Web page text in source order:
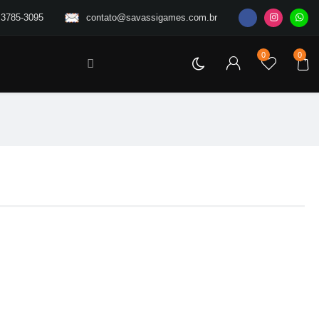
contato@savassigames.com.br
3095
0
0